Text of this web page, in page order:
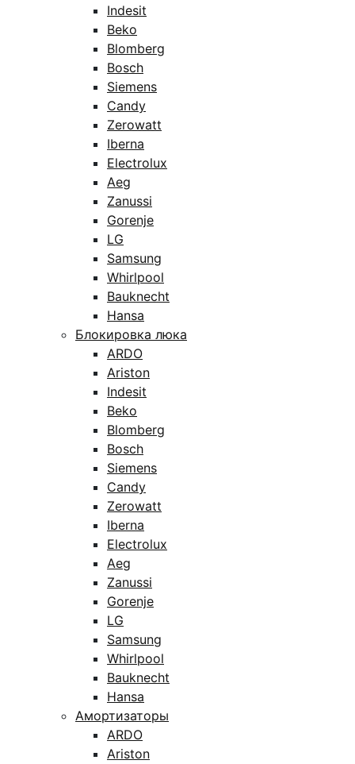
Indesit
Beko
Blomberg
Bosch
Siemens
Candy
Zerowatt
Iberna
Electrolux
Aeg
Zanussi
Gorenje
LG
Samsung
Whirlpool
Bauknecht
Hansa
Блокировка люка
ARDO
Ariston
Indesit
Beko
Blomberg
Bosch
Siemens
Candy
Zerowatt
Iberna
Electrolux
Aeg
Zanussi
Gorenje
LG
Samsung
Whirlpool
Bauknecht
Hansa
Амортизаторы
ARDO
Ariston